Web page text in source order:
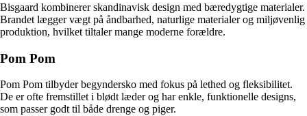
Bisgaard kombinerer skandinavisk design med bæredygtige materialer.
Brandet lægger vægt på åndbarhed, naturlige materialer og miljøvenlig
produktion, hvilket tiltaler mange moderne forældre.
Pom Pom
Pom Pom tilbyder begyndersko med fokus på lethed og fleksibilitet.
De er ofte fremstillet i blødt læder og har enkle, funktionelle designs,
som passer godt til både drenge og piger.